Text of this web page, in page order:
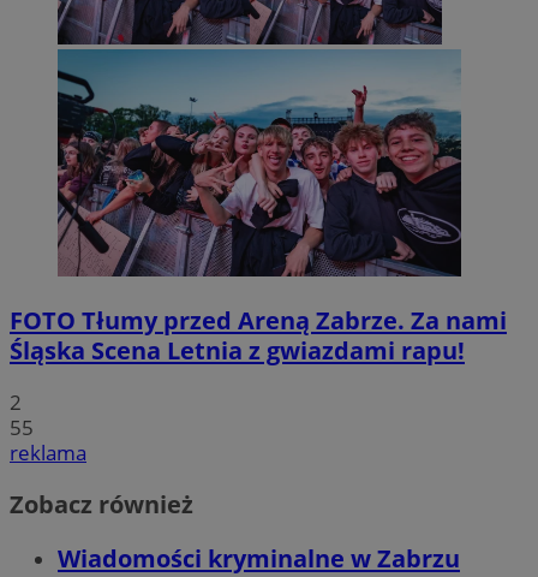
FOTO Tłumy przed Areną Zabrze. Za nami
Śląska Scena Letnia z gwiazdami rapu!
2
55
reklama
Zobacz również
Wiadomości kryminalne w Zabrzu